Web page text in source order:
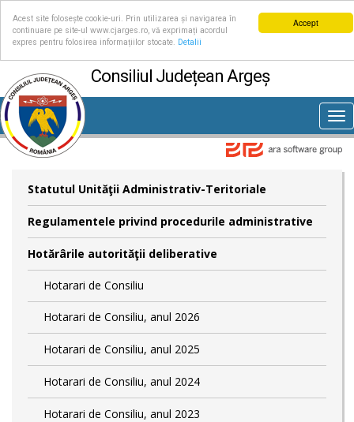
Accept
Acest site folosește cookie-uri. Prin utilizarea și navigarea în
continuare pe site-ul www.cjarges.ro, vă exprimați acordul
expres pentru folosirea informațiilor stocate.
Detalii
Consiliul Județean Argeș
Statutul Unităţii Administrativ-Teritoriale
Regulamentele privind procedurile administrative
Hotărârile autorităţii deliberative
Hotarari de Consiliu
Hotarari de Consiliu, anul 2026
Hotarari de Consiliu, anul 2025
Hotarari de Consiliu, anul 2024
Hotarari de Consiliu, anul 2023